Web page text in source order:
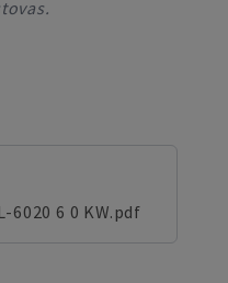
6 0 KW.pdf